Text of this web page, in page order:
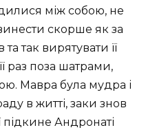
між собою, не
скорше як за
так вирятувати її
раз поза шатрами,
Мавра була мудра і
в житті, заки знов
підкине Андронаті